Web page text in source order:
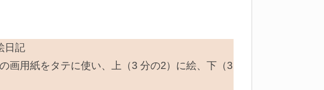
日記
画用紙をタテに使い、上（3 分の2）に絵、下（3